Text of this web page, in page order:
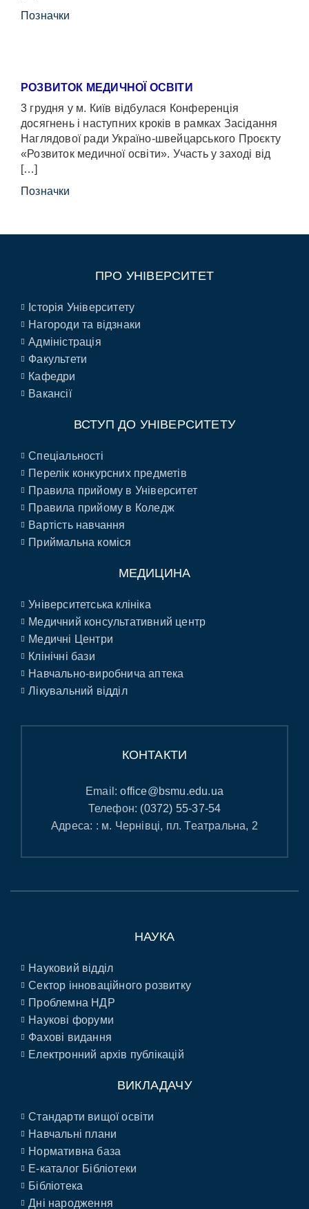
Позначки
РОЗВИТОК МЕДИЧНОЇ ОСВІТИ
3 грудня у м. Київ відбулася Конференція
досягнень і наступних кроків в рамках Засідання
Наглядової ради Україно-швейцарського Проєкту
«Розвиток медичної освіти». Участь у заході від
[…]
Позначки
ПРО УНІВЕРСИТЕТ
Історія Університету
Нагороди та відзнаки
Адміністрація
Факультети
Кафедри
Вакансії
ВСТУП ДО УНІВЕРСИТЕТУ
Спеціальності
Перелік конкурсних предметів
Правила прийому в Університет
Правила прийому в Коледж
Вартість навчання
Приймальна коміся
МЕДИЦИНА
Університетська клініка
Медичний консультативний центр
Медичні Центри
Клінічні бази
Навчально-виробнича аптека
Лікувальний відділ
КОНТАКТИ
Email:office@bsmu.edu.ua
Телефон: (0372) 55-37-54
Адреса: : м. Чернівці, пл. Театральна, 2
НАУКА
Науковий відділ
Сектор інноваційного розвитку
Проблемна НДР
Наукові форуми
Фахові видання
Електронний архів публікацій
ВИКЛАДАЧУ
Стандарти вищої освіти
Навчальні плани
Нормативна база
E-каталог Бібліотеки
Бібліотека
Дні народження